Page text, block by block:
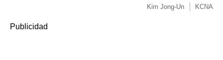
Kim Jong-Un KCNA